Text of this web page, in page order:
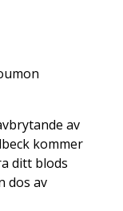
av
kommer
ditt blods
dos av